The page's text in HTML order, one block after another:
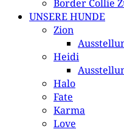
Border Collie
UNSERE HUNDE
Zion
Heidi
Halo
Fate
Karma
Love